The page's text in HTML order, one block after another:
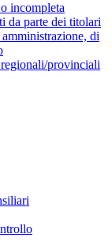
incompleta
da parte dei titolari
di
provinciali